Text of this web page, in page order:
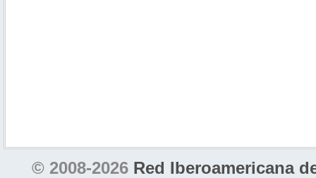
© 2008-2026 Red Iberoamericana